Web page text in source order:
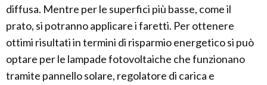
diffusa. Mentre per le superfici più basse, come il
prato, si potranno applicare i faretti. Per ottenere
ottimi risultati in termini di risparmio energetico si può
optare per le lampade fotovoltaiche che funzionano
tramite pannello solare, regolatore di carica e